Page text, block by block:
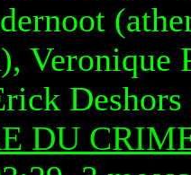
Veronique
DU